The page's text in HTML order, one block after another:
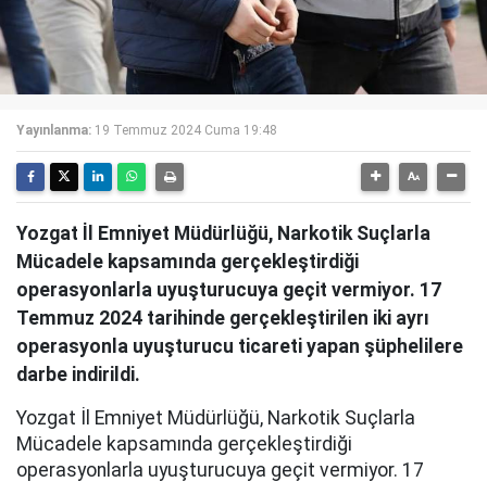
Yayınlanma: 19 Temmuz 2024 Cuma 19:48
Yozgat İl Emniyet Müdürlüğü, Narkotik Suçlarla
Mücadele kapsamında gerçekleştirdiği
operasyonlarla uyuşturucuya geçit vermiyor. 17
Temmuz 2024 tarihinde gerçekleştirilen iki ayrı
operasyonla uyuşturucu ticareti yapan şüphelilere
darbe indirildi.
Yozgat İl Emniyet Müdürlüğü, Narkotik Suçlarla
Mücadele kapsamında gerçekleştirdiği
operasyonlarla uyuşturucuya geçit vermiyor. 17